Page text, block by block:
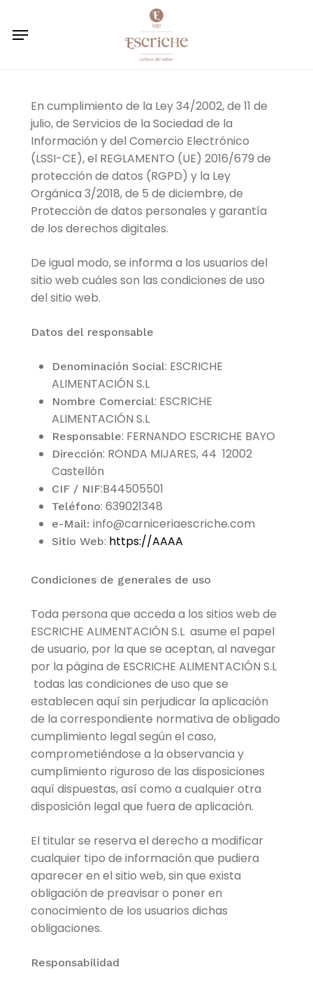
main
Menu
En cumplimiento de la Ley 34/2002, de 11 de
julio, de Servicios de la Sociedad de la
Información y del Comercio Electrónico
(LSSI-CE), el REGLAMENTO (UE) 2016/679 de
protección de datos (RGPD) y la Ley
Orgánica 3/2018, de 5 de diciembre, de
Protección de datos personales y garantía
de los derechos digitales.
De igual modo, se informa a los usuarios del
sitio web cuáles son las condiciones de uso
del sitio web.
Datos del responsable
Denominación Social: ESCRICHE
ALIMENTACIÓN S.L
Nombre Comercial: ESCRICHE
ALIMENTACIÓN S.L
Responsable: FERNANDO ESCRICHE BAYO
Dirección: RONDA MIJARES, 44 12002
Castellón
CIF / NIF:B44505501
Teléfono: 639021348
e-Mail: info@carniceriaescriche.com
Sitio Web: https://AAAA
Condiciones de generales de uso
Toda persona que acceda a los sitios web de
ESCRICHE ALIMENTACIÓN S.L asume el papel
de usuario, por la que se aceptan, al navegar
por la página de ESCRICHE ALIMENTACIÓN S.L
todas las condiciones de uso que se
establecen aquí sin perjudicar la aplicación
de la correspondiente normativa de obligado
cumplimiento legal según el caso,
comprometiéndose a la observancia y
cumplimiento riguroso de las disposiciones
aquí dispuestas, así como a cualquier otra
disposición legal que fuera de aplicación.
El titular se reserva el derecho a modificar
cualquier tipo de información que pudiera
aparecer en el sitio web, sin que exista
obligación de preavisar o poner en
conocimiento de los usuarios dichas
obligaciones.
Responsabilidad